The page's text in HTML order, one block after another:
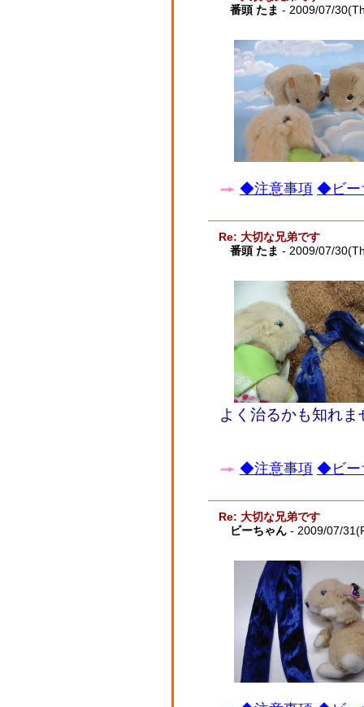
番頭 たま - 2009/07/
◆注意事項 ◆ビー
Re: 大切な兄弟です
番頭 たま - 2009/07/
よく治るかも知れま
◆注意事項 ◆ビー
Re: 大切な兄弟です
ビーちゃん - 2009/07/